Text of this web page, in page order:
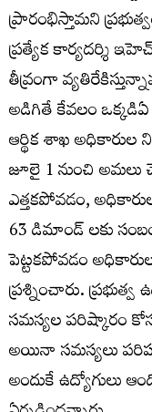
ప్రారంభిస్తామని
ప్రత్యేక కార్యదర్శి
తీవ్రంగా
అడిగితే కేవలం
ఆర్థిక శాఖ అధికారుల
జూలై 1 నుంచి
ఎత్తకపోవడం,
63 డిమాండ్ లకు
పెట్టకపోవడం
ప్రశ్నించారు.
సమస్యల పరిష్కారం
అయినా స‌మ‌స్య‌లు
అందుకే ఉద్యోగులు